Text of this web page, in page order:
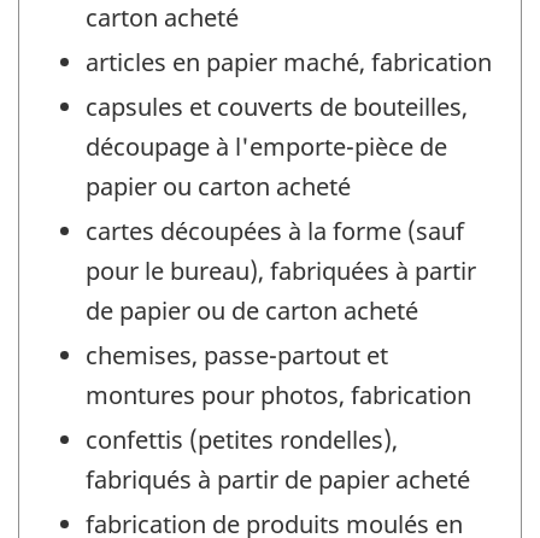
carton acheté
articles en papier maché, fabrication
capsules et couverts de bouteilles,
découpage à l'emporte-pièce de
papier ou carton acheté
cartes découpées à la forme (sauf
pour le bureau), fabriquées à partir
de papier ou de carton acheté
chemises, passe-partout et
montures pour photos, fabrication
confettis (petites rondelles),
fabriqués à partir de papier acheté
fabrication de produits moulés en